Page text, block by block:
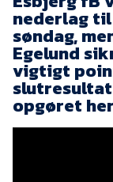
nederlag til
søndag,
Egelund
vigtigt
slutresultat
opgøret